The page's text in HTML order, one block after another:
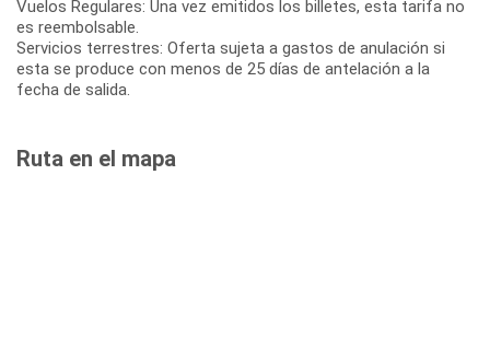
Vuelos Regulares: Una vez emitidos los billetes, esta tarifa no
es reembolsable.
Servicios terrestres: Oferta sujeta a gastos de anulación si
esta se produce con menos de 25 días de antelación a la
fecha de salida.
Ruta en el mapa